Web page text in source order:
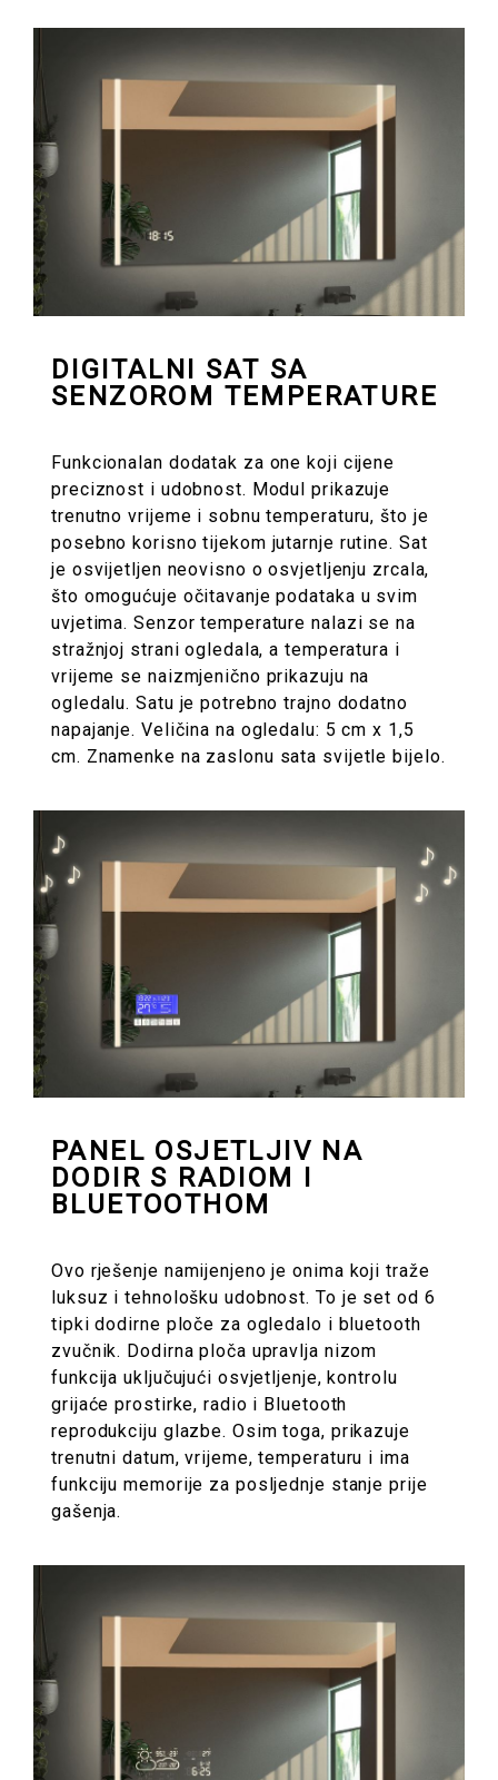
DIGITALNI SAT SA
SENZOROM TEMPERATURE
Funkcionalan dodatak za one koji cijene
preciznost i udobnost. Modul prikazuje
trenutno vrijeme i sobnu temperaturu, što je
posebno korisno tijekom jutarnje rutine. Sat
je osvijetljen neovisno o osvjetljenju zrcala,
što omogućuje očitavanje podataka u svim
uvjetima. Senzor temperature nalazi se na
stražnjoj strani ogledala, a temperatura i
vrijeme se naizmjenično prikazuju na
ogledalu. Satu je potrebno trajno dodatno
napajanje. Veličina na ogledalu: 5 cm x 1,5
cm. Znamenke na zaslonu sata svijetle bijelo.
PANEL OSJETLJIV NA
DODIR S RADIOM I
BLUETOOTHOM
Ovo rješenje namijenjeno je onima koji traže
luksuz i tehnološku udobnost. To je set od 6
tipki dodirne ploče za ogledalo i bluetooth
zvučnik. Dodirna ploča upravlja nizom
funkcija uključujući osvjetljenje, kontrolu
grijaće prostirke, radio i Bluetooth
reprodukciju glazbe. Osim toga, prikazuje
trenutni datum, vrijeme, temperaturu i ima
funkciju memorije za posljednje stanje prije
gašenja.